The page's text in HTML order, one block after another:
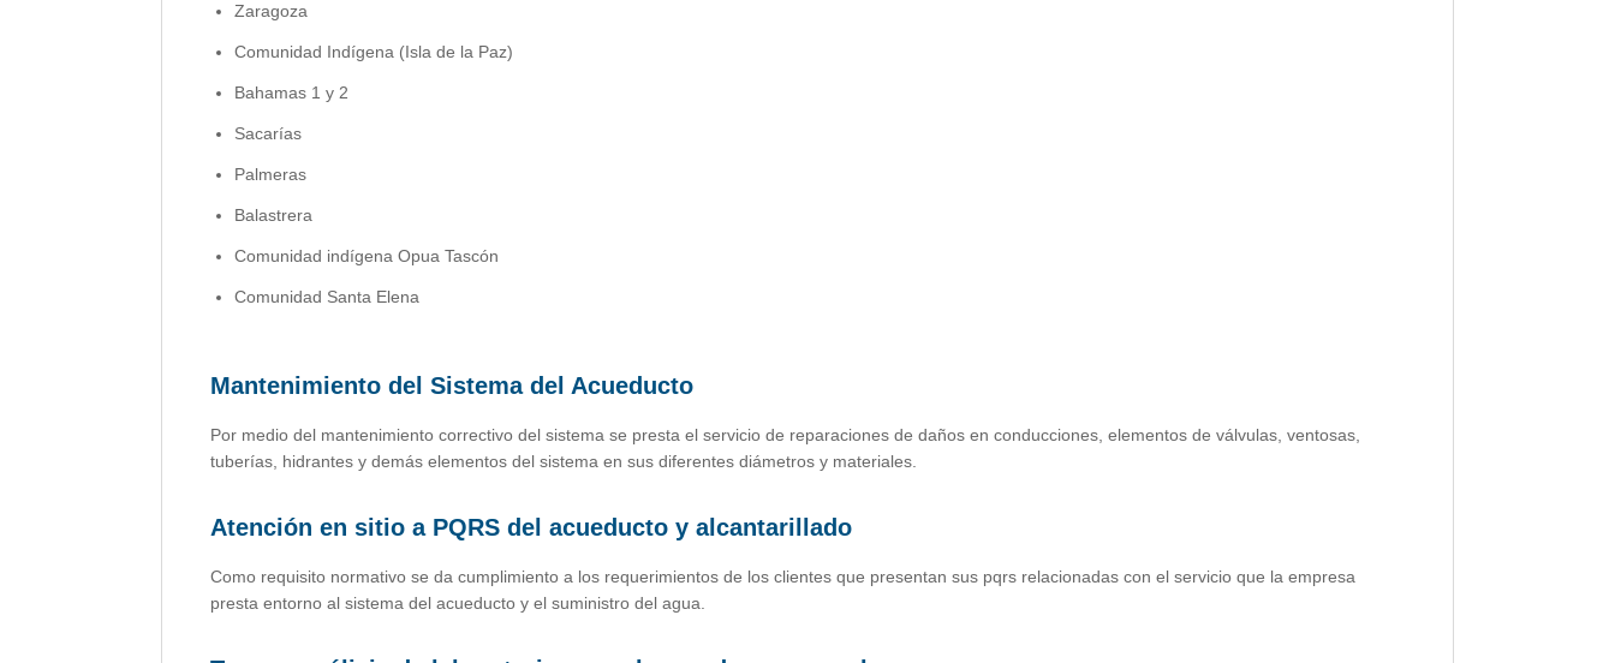
Zaragoza
Comunidad Indígena (Isla de la Paz)
Bahamas 1 y 2
Sacarías
Palmeras
Balastrera
Comunidad indígena Opua Tascón
Comunidad Santa Elena
Mantenimiento del Sistema del Acueducto
Por medio del mantenimiento correctivo del sistema se presta el servicio de reparaciones de daños en conducciones, elementos de válvulas, ventosas,
tuberías, hidrantes y demás elementos del sistema en sus diferentes diámetros y materiales.
Atención en sitio a PQRS del acueducto y alcantarillado
Como requisito normativo se da cumplimiento a los requerimientos de los clientes que presentan sus pqrs relacionadas con el servicio que la empresa
presta entorno al sistema del acueducto y el suministro del agua.